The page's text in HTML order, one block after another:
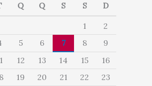
Q Q S S D
1
2
5 6 7 8
9
12 13 14 15
16
19 20 21 22
23